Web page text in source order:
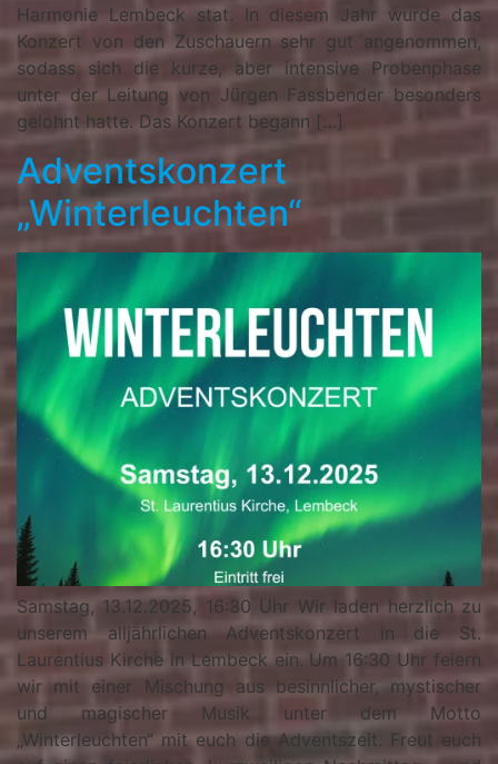
Harmonie Lembeck stat. In diesem Jahr wurde das
Konzert von den Zuschauern sehr gut angenommen,
sodass sich die kurze, aber intensive Probenphase
unter der Leitung von Jürgen Fassbender besonders
gelohnt hatte. Das Konzert begann […]
Adventskonzert
„Winterleuchten“
Samstag, 13.12.2025, 16:30 Uhr Wir laden herzlich zu
unserem alljährlichen Adventskonzert in die St.
Laurentius Kirche in Lembeck ein. Um 16:30 Uhr feiern
wir mit einer Mischung aus besinnlicher, mystischer
und magischer Musik unter dem Motto
„Winterleuchten“ mit euch die Adventszeit. Freut euch